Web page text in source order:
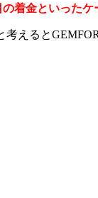
着金といったケ
えると